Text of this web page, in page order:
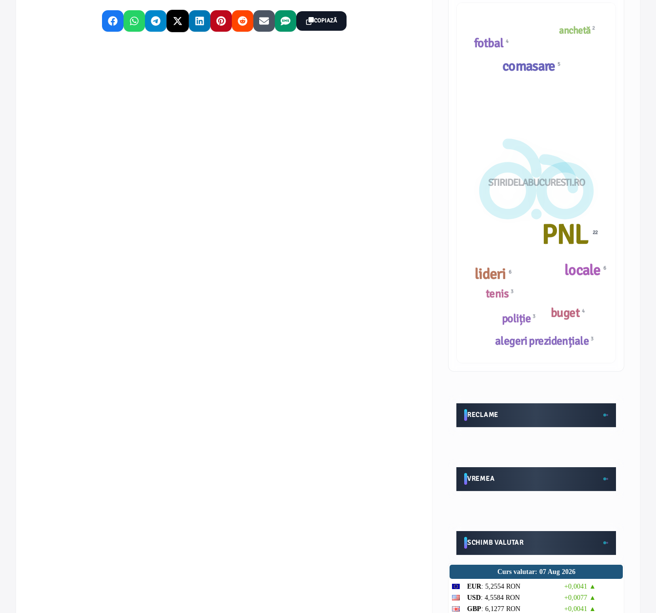
COPIAZĂ
STIRIDELABUCURESTI.RO
alegeri prezidențiale 3
anchetă 2
poliție 3 buget4
locale 6
tenis 3
fotbal 4
comasare 5
lideri 6
PNL22
RECLAME
VREMEA
SCHIMB VALUTAR
Curs valutar: 07 Aug 2026
EUR: 5,2554 RON
+0,0041 ▲
USD: 4,5584 RON
+0,0077 ▲
GBP: 6,1277 RON
+0,0041 ▲